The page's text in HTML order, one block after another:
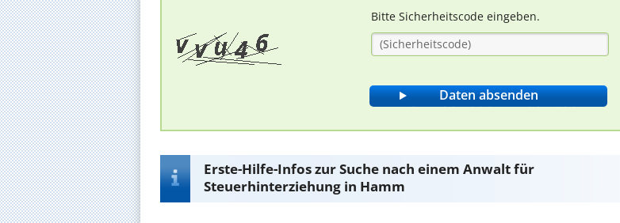
Bitte Sicherheitscode eingeben.
Erste-Hilfe-Infos zur Suche nach einem Anwalt für
Steuerhinterziehung in Hamm